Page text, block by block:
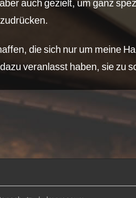
die sich nur um meine
veranlasst haben, sie zu